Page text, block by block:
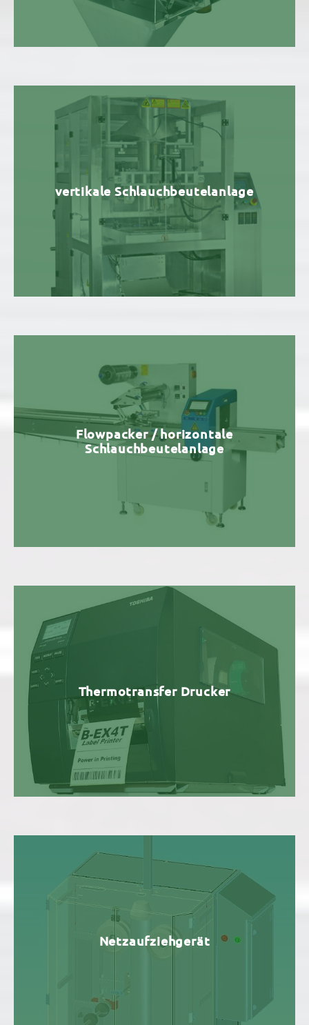
vertikale Schlauchbeutelanlage
Flowpacker / horizontale
Schlauchbeutelanlage
Thermotransfer Drucker
Netzaufziehgerät